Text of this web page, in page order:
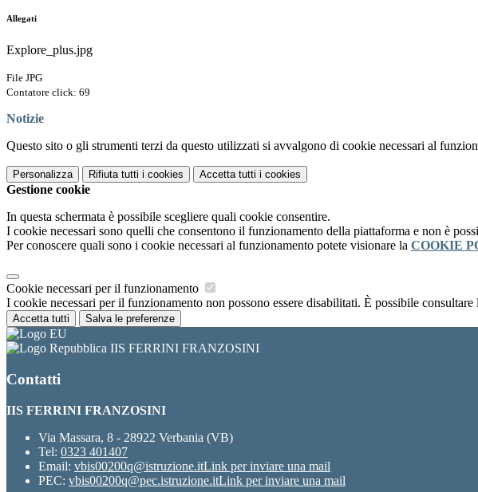
Allegati
Explore_plus.jpg
File JPG
Contatore click: 69
Notizie
Questo sito o gli strumenti terzi da questo utilizzati si avvalgono di cookie necessari al
Personalizza Rifiuta tutti i cookies Accetta tutti i cookies
Gestione cookie
In questa schermata è possibile scegliere quali cookie consentire.
I cookie necessari sono quelli che consentono il funzionamento della piattaforma e non è
Per conoscere quali sono i cookie necessari al funzionamento potete visionare la COOKIE
Cookie necessari per il funzionamento
I cookie necessari per il funzionamento non possono essere disabilitati. È possibile
Accetta tutti Salva le preferenze
IIS FERRINI FRANZOSINI
Contatti
IIS FERRINI FRANZOSINI
Via Massara, 8 - 28922 Verbania (VB)
Tel: 0323 401407
Email: vbis00200q@istruzione.itLink per inviare una mail
PEC: vbis00200q@pec.istruzione.itLink per inviare una mail